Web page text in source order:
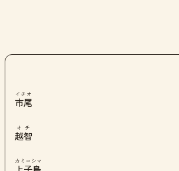
市尾
イチオ
越智
オチ
カミコシマ